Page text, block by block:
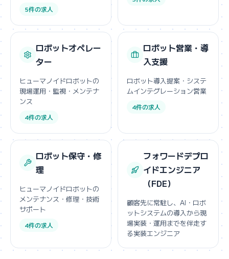
5件の求人
ロボットオペレー
ター
ヒューマノイドロボットの
現場運用・監視・メンテナ
ンス
4件の求人
ロボット営業・導
入支援
ロボット導入提案・システ
ムインテグレーション営業
4件の求人
ロボット保守・修
理
ヒューマノイドロボットの
メンテナンス・修理・技術
サポート
4件の求人
フォワードデプロ
イドエンジニア
（FDE）
顧客先に常駐し、AI・ロボ
ットシステムの導入から現
場実装・運用までを伴走す
る実装エンジニア